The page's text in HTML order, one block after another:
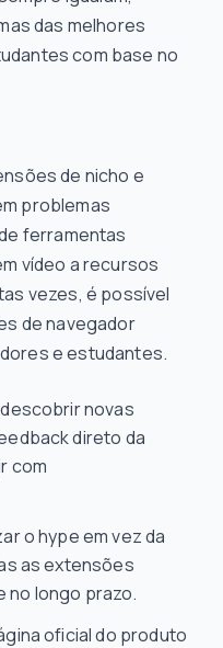
das melhores
com base no
de nicho e
problemas
ferramentas
vídeo a recursos
vezes, é possível
de navegador
e estudantes.
novas
direto da
com
o hype em vez da
as extensões
no longo prazo.
oficial do produto